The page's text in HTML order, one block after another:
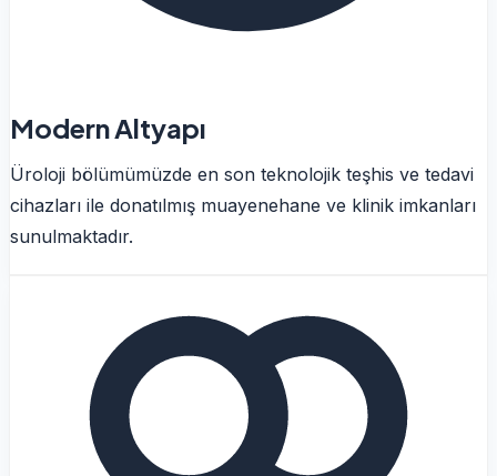
Modern Altyapı
Üroloji bölümümüzde en son teknolojik teşhis ve tedavi
cihazları ile donatılmış muayenehane ve klinik imkanları
sunulmaktadır.